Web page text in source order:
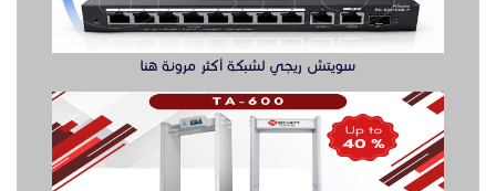
سويتش ريجي لشبكة أكثر مرونة هنا